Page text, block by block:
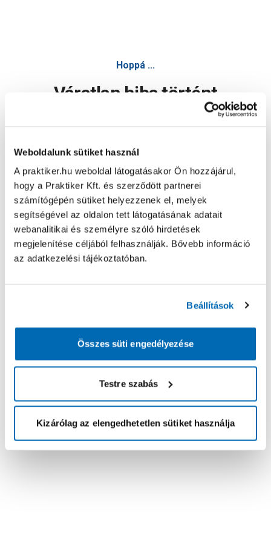
Weboldalunk sütiket használ
A praktiker.hu weboldal látogatásakor Ön hozzájárul,
hogy a Praktiker Kft. és szerződött partnerei
számítógépén sütiket helyezzenek el, melyek
segítségével az oldalon tett látogatásának adatait
webanalitikai és személyre szóló hirdetések
megjelenítése céljából felhasználják. Bővebb információ
az adatkezelési tájékoztatóban.
Beállítások
Összes süti engedélyezése
Testre szabás
Kizárólag az elengedhetetlen sütiket használja
Hoppá ...
Váratlan hiba történt
Oldal újratöltése